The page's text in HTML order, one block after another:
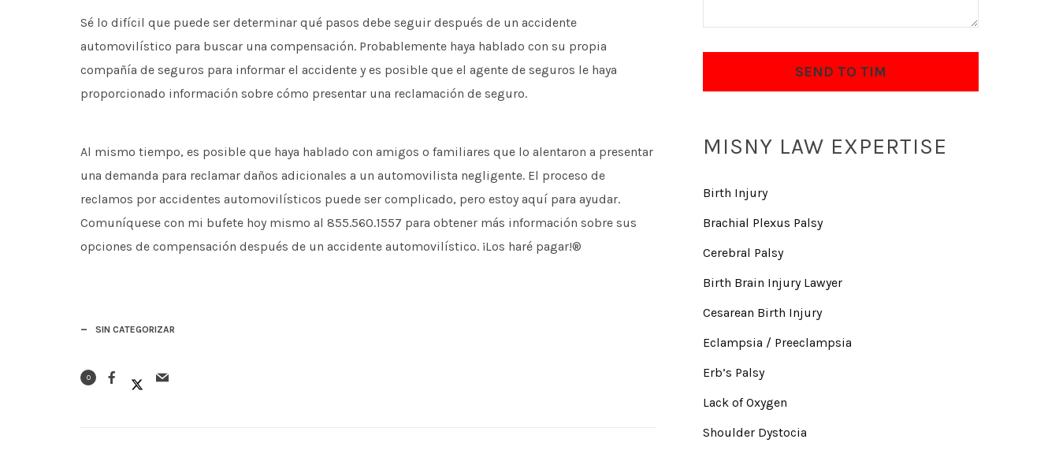
Sé lo difícil que puede ser determinar qué pasos debe seguir después de un accidente
automovilístico para buscar una compensación. Probablemente haya hablado con su propia
compañía de seguros para informar el accidente y es posible que el agente de seguros le haya
proporcionado información sobre cómo presentar una reclamación de seguro.
Al mismo tiempo, es posible que haya hablado con amigos o familiares que lo alentaron a presentar
una demanda para reclamar daños adicionales a un automovilista negligente. El proceso de
reclamos por accidentes automovilísticos puede ser complicado, pero estoy aquí para ayudar.
Comuníquese con mi bufete hoy mismo al 855.560.1557 para obtener más información sobre sus
opciones de compensación después de un accidente automovilístico. ¡Los haré pagar!®
SIN CATEGORIZAR
0
MISNY LAW EXPERTISE
Birth Injury
Brachial Plexus Palsy
Cerebral Palsy
Birth Brain Injury Lawyer
Cesarean Birth Injury
Eclampsia / Preeclampsia
Erb’s Palsy
Lack of Oxygen
Shoulder Dystocia